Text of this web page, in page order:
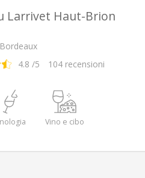
Larrivet Haut-Brion
4.8 /5 104 recensioni
Vino e cibo